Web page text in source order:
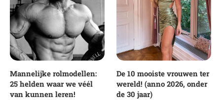
Mannelijke rolmodellen:
25 helden waar we véél
van kunnen leren!
De 10 mooiste vrouwen ter
wereld! (anno 2026, onder
de 30 jaar)